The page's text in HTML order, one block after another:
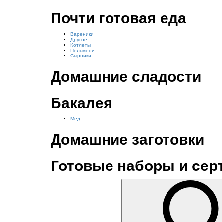
Почти готовая еда
Вареники
Другое
Котлеты
Пельмени
Сырники
Домашние сладости
Бакалея
Мед
Домашние заготовки
Готовые наборы и